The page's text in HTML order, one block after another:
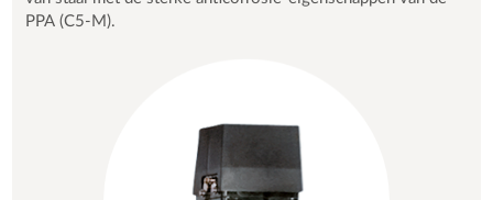
PPA (C5-M).